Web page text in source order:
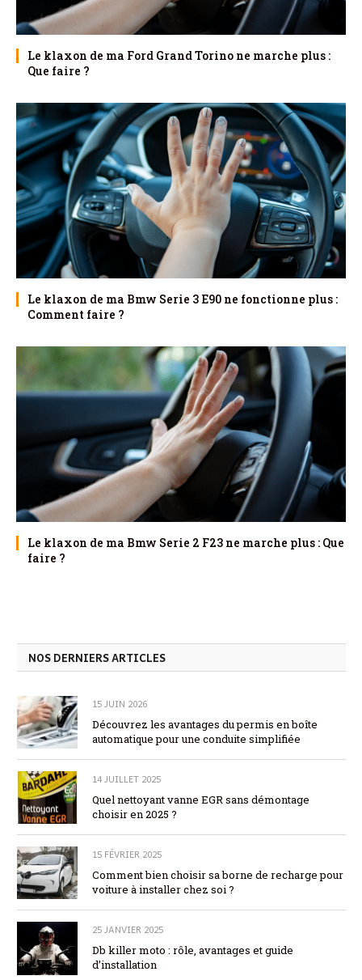
Le klaxon de ma Ford Grand Torino ne marche plus :
Que faire ?
Le klaxon de ma Bmw Serie 3 E90 ne fonctionne plus :
Comment faire ?
Le klaxon de ma Bmw Serie 2 F23 ne marche plus : Que
faire ?
NOS DERNIERS ARTICLES
15 JUIN 2026
Découvrez les avantages du permis en boîte
automatique pour une conduite simplifiée
14 JUILLET 2025
Quel nettoyant vanne EGR sans démontage
choisir en 2025 ?
15 FÉVRIER 2025
Comment bien choisir sa borne de recharge pour
voiture à installer chez soi ?
25 JANVIER 2025
Db killer moto : rôle, avantages et guide
d’installation